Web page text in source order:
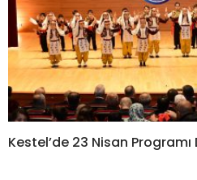
Kestel’de 23 Nisan